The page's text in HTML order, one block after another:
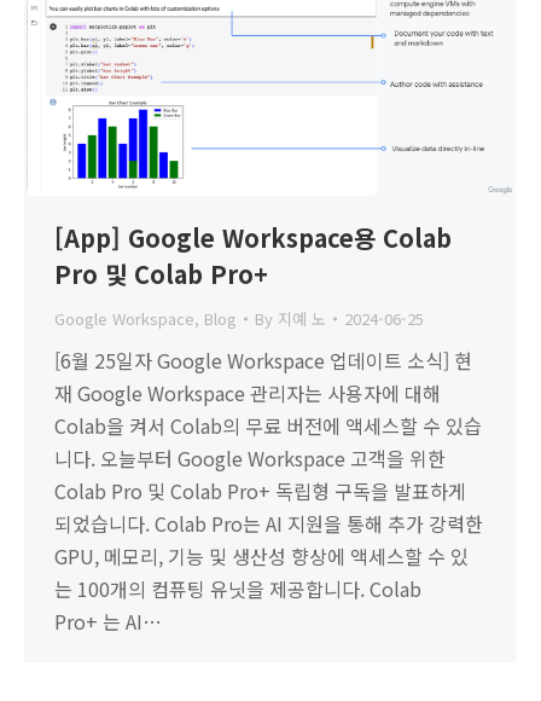
[App] Google Workspace용 Colab
Pro 및 Colab Pro+
Google Workspace, Blog By 지예 노 2024-06-25
[6월 25일자 Google Workspace 업데이트 소식] 현
재 Google Workspace 관리자는 사용자에 대해
Colab을 켜서 Colab의 무료 버전에 액세스할 수 있습
니다. 오늘부터 Google Workspace 고객을 위한
Colab Pro 및 Colab Pro+ 독립형 구독을 발표하게
되었습니다. Colab Pro는 AI 지원을 통해 추가 강력한
GPU, 메모리, 기능 및 생산성 향상에 액세스할 수 있
는 100개의 컴퓨팅 유닛을 제공합니다. Colab
Pro+ 는 AI…